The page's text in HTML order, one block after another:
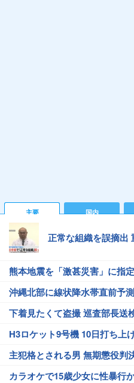
主要 国内
正常な組織を誤摘出
熊本地震を「激甚災害」に指定
沖縄北部に線状降水帯直前予測
下着見たくて盗撮 巡査部長送
H3ロケット9号機 10日打ち上
主犯格とされる男 無期懲役判
カラオケで15歳少女に性暴行